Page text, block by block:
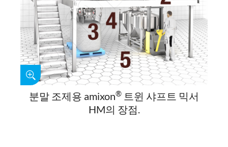
분말 조제용 amixon® 트윈 샤프트 믹서
HM의 장점.